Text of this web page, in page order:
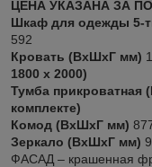
ЦЕНА УКАЗАНА ЗА
Шкаф для одежды 5-
592
Кровать (ВхШхГ мм)
1800 x 2000)
Тумба прикроватная
комплекте)
Комод (ВхШхГ мм)
Зеркало (ВхШхГ мм)
ФАСАД – крашенная